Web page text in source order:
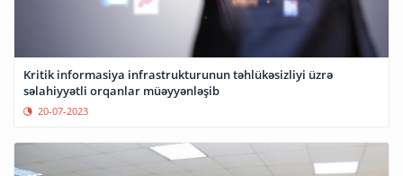
Kritik informasiya infrastrukturunun təhlükəsizliyi üzrə
səlahiyyətli orqanlar müəyyənləşib
20-07-2023